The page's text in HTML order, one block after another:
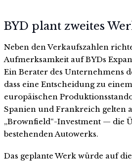
BYD plant zweites
Neben den Verkaufszahlen
Aufmerksamkeit auf BYDs
Ein Berater des Unternehmens
dass eine Entscheidung zu
europäischen
Spanien und Frankreich gelten
„Brownfield“-Investment — die
bestehenden Autowerks.
Das geplante Werk würde auf